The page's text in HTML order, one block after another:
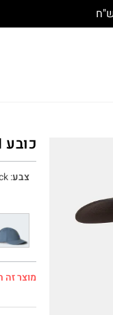
כובע HORIZON
צבע:
מוצר זה